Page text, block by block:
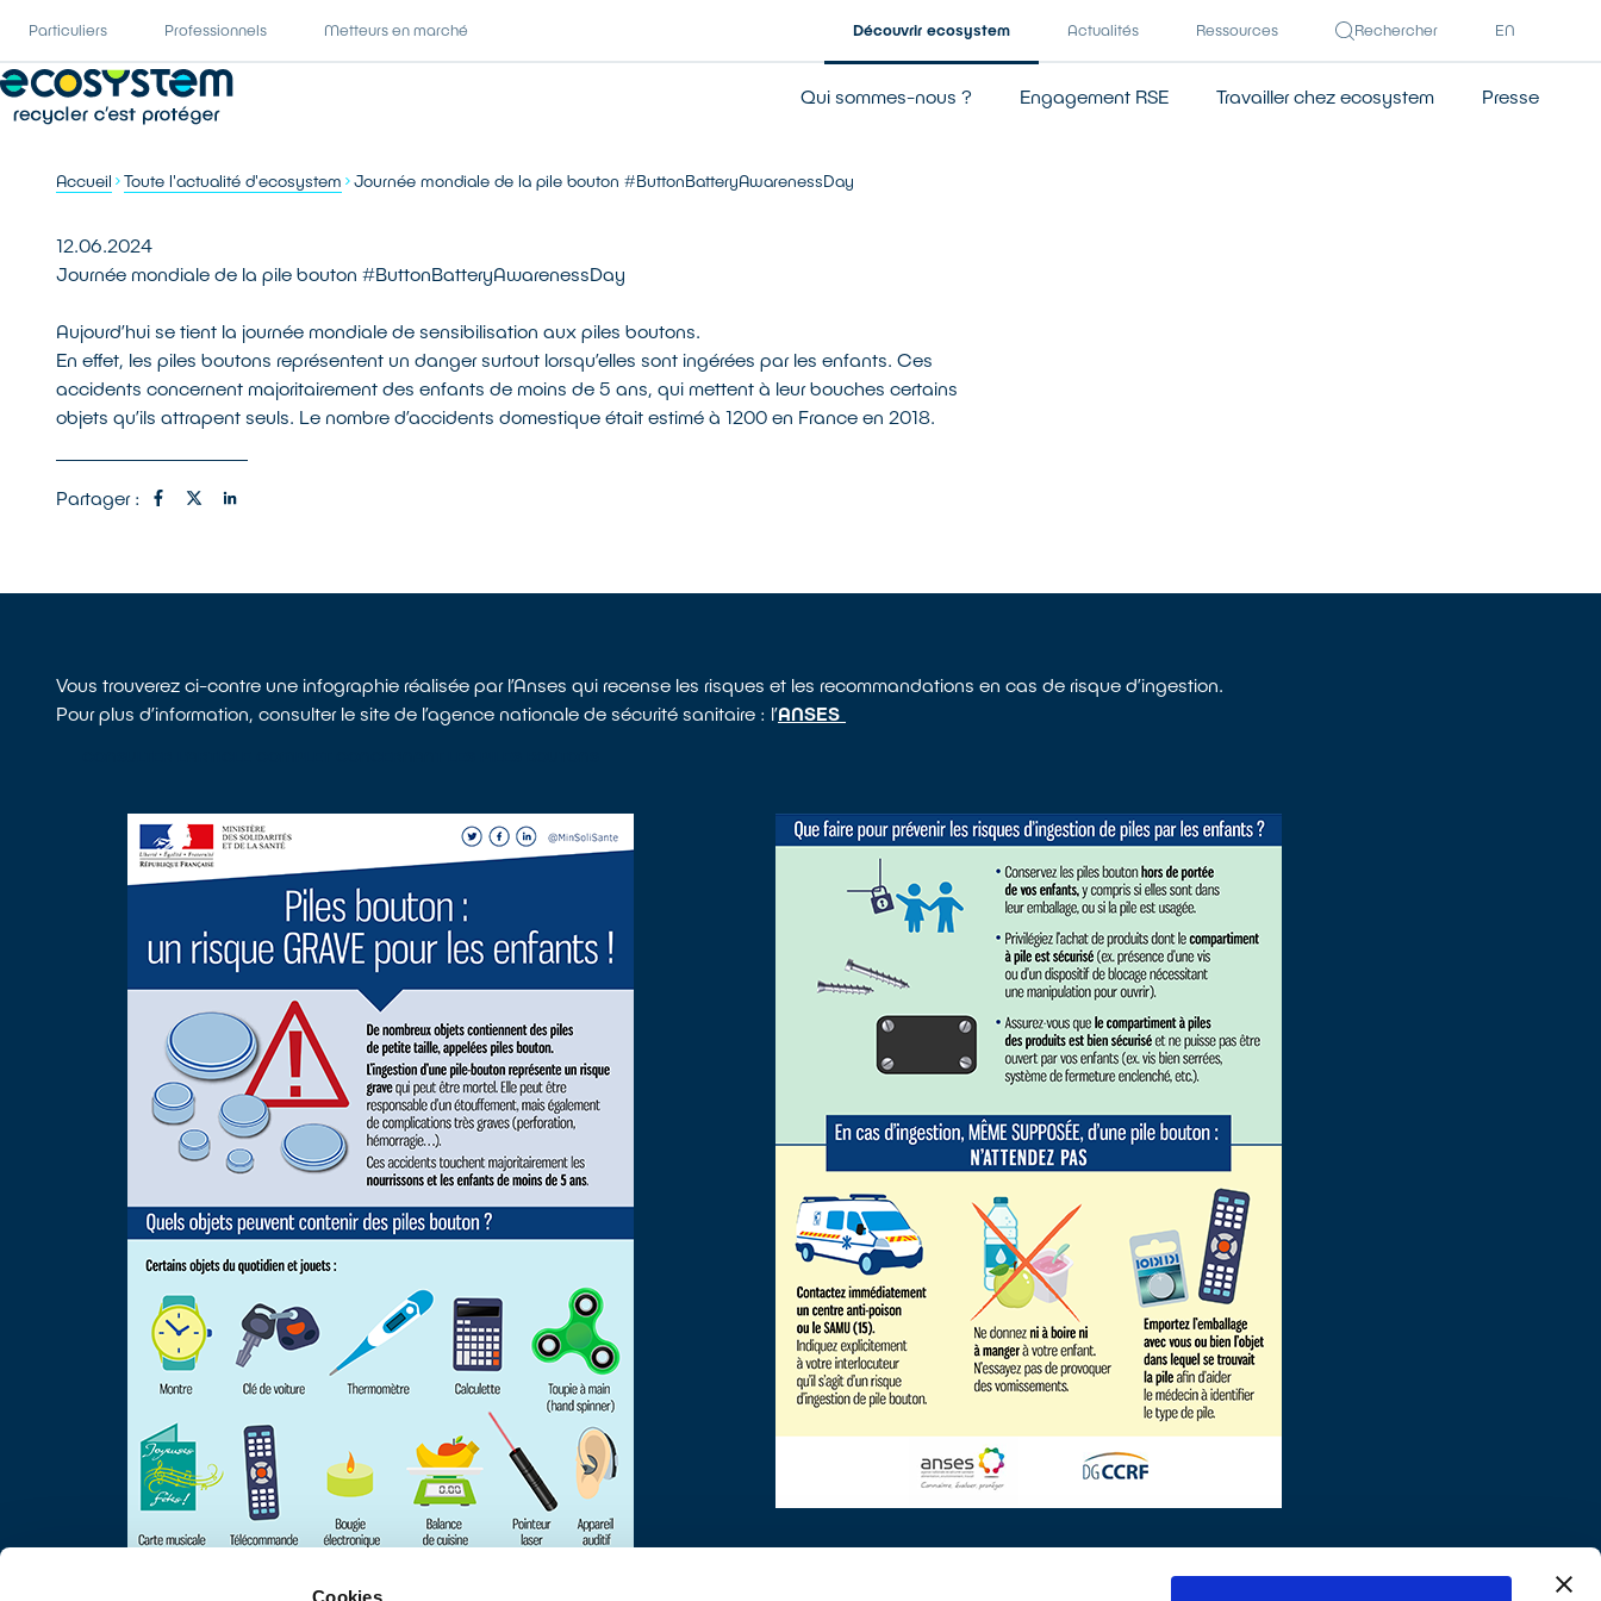
Cookies
Particuliers Professionnels Metteurs en marché Découvrir ecosystem Actualités Ressources Rechercher EN
Qui sommes-nous ?
Entreprise à mission
Engagement RSE Travailler chez ecosystem Presse
Accueil Toute l'actualité d'ecosystem Journée mondiale de la pile bouton #ButtonBatteryAwarenessDay
12.06.2024
Journée mondiale de la pile bouton #ButtonBatteryAwarenessDay
Aujourd’hui se tient la journée mondiale de sensibilisation aux piles boutons.
En effet, les piles boutons représentent un danger surtout lorsqu’elles sont ingérées par les enfants. Ces
accidents concernent majoritairement des enfants de moins de 5 ans, qui mettent à leur bouches certains
objets qu’ils attrapent seuls. Le nombre d’accidents domestique était estimé à 1200 en France en 2018.
Partager :
Vous trouverez ci-contre une infographie réalisée par l’Anses qui recense les risques et les recommandations en cas de risque d’ingestion.
Pour plus d’information, consulter le site de l’agence nationale de sécurité sanitaire : l’ANSES